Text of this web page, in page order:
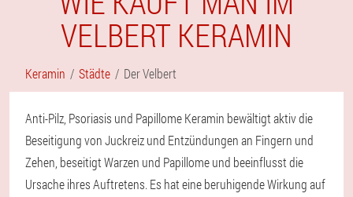
VELBERT KERAMIN
Keramin Städte Der Velbert
Anti-Pilz, Psoriasis und Papillome Keramin bewältigt aktiv die
Beseitigung von Juckreiz und Entzündungen an Fingern und
Zehen, beseitigt Warzen und Papillome und beeinflusst die
Ursache ihres Auftretens. Es hat eine beruhigende Wirkung auf